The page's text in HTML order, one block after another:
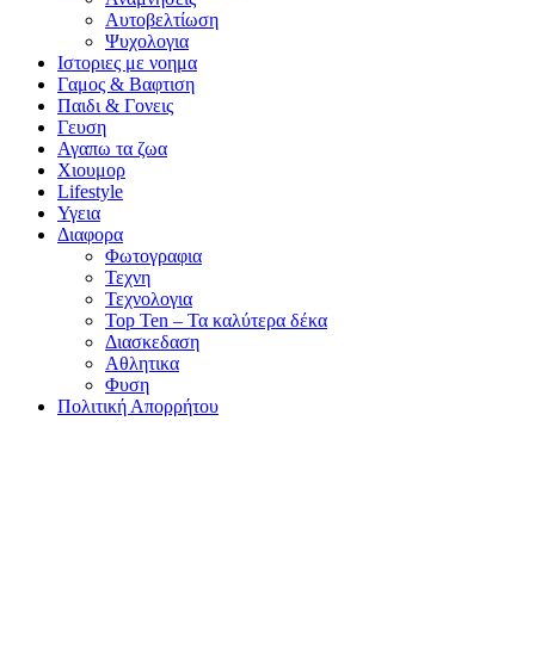
Αυτοβελτίωση
Ψυχολογια
Ιστοριες με νοημα
Γαμος & Βαφτιση
Παιδι & Γονεις
Γευση
Αγαπω τα ζωα
Xιουμορ
Lifestyle
Υγεια
Διαφορα
Φωτογραφια
Τεχνη
Τεχνολογια
Top Ten – Τα καλύτερα δέκα
Διασκεδαση
Αθλητικα
Φυση
Πολιτική Απορρήτου